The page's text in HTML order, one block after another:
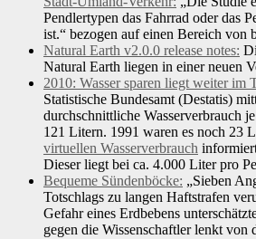
Pendlertypen das Fahrrad oder das
ist.“ bezogen auf einen Bereich von
Natural Earth v2.0.0 release notes:
Natural Earth liegen in einer neuen
2010: Wasser sparen liegt weiter im
Statistische Bundesamt (Destatis)
durchschnittliche Wasserverbrauch
121 Litern. 1991 waren es noch 23
virtuellen Wasserverbrauch
Dieser liegt bei ca. 4.000 Liter pro
Bequeme Sündenböcke: „Sieben
Totschlags zu langen Haftstrafen
Gefahr eines Erdbebens
gegen die Wissenschaftler lenkt von